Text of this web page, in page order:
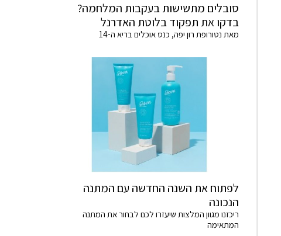
סובלים מתשישות בעקבות המלחמה?
בדקו את תפקוד בלוטת האדרנל
מאת נטורופת רון יפה, כנס אוכלים בריא ה-14
לפתוח את השנה החדשה עם המתנה
הנכונה
ריכזנו מגוון המלצות שיעזרו לכם לבחור את המתנה
המתאימה